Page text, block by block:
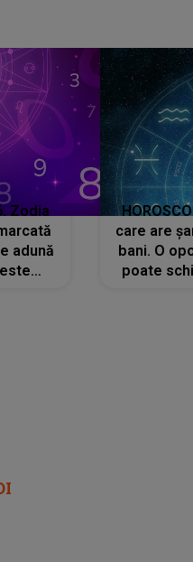
nu te iubesc pentru
Zodia
adună
care are
bani. O
poate